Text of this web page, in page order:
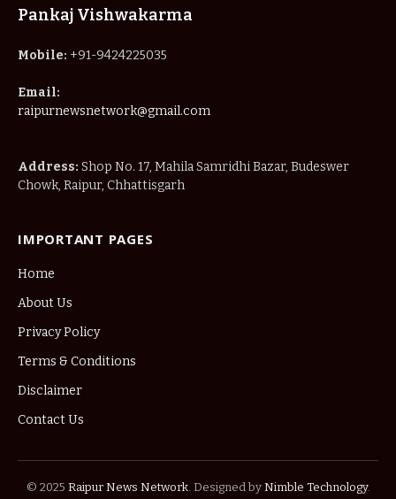
Pankaj Vishwakarma
Mobile: +91-9424225035
Email:
raipurnewsnetwork@gmail.com
Address: Shop No. 17, Mahila Samridhi Bazar, Budeswer
Chowk, Raipur, Chhattisgarh
IMPORTANT PAGES
Home
About Us
Privacy Policy
Terms & Conditions
Disclaimer
Contact Us
© 2025 Raipur News Network. Designed by Nimble Technology.